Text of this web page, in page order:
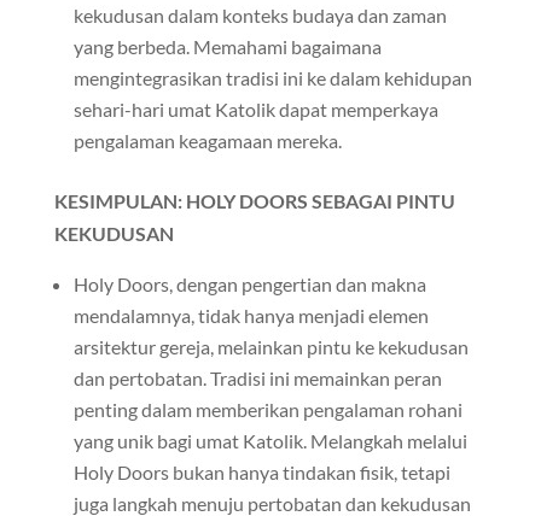
kekudusan dalam konteks budaya dan zaman
yang berbeda. Memahami bagaimana
mengintegrasikan tradisi ini ke dalam kehidupan
sehari-hari umat Katolik dapat memperkaya
pengalaman keagamaan mereka.
KESIMPULAN: HOLY DOORS SEBAGAI PINTU
KEKUDUSAN
Holy Doors, dengan pengertian dan makna
mendalamnya, tidak hanya menjadi elemen
arsitektur gereja, melainkan pintu ke kekudusan
dan pertobatan. Tradisi ini memainkan peran
penting dalam memberikan pengalaman rohani
yang unik bagi umat Katolik. Melangkah melalui
Holy Doors bukan hanya tindakan fisik, tetapi
juga langkah menuju pertobatan dan kekudusan